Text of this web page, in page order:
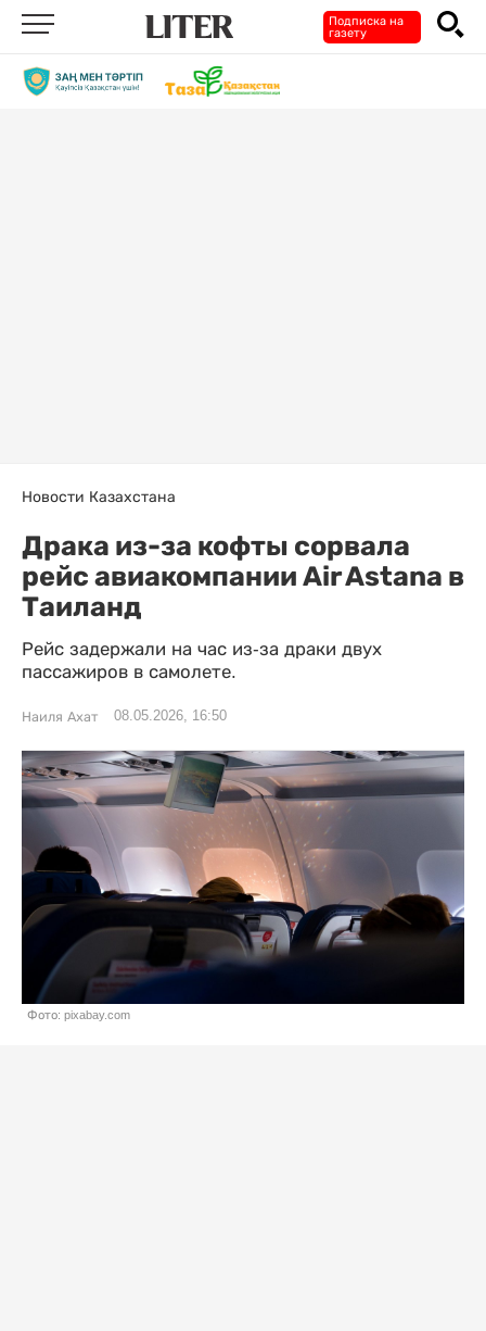
Подписка на
газету
Новости Казахстана
Драка из-за кофты сорвала
рейс авиакомпании Air Astana в
Таиланд
Рейс задержали на час из-за драки двух
пассажиров в самолете.
Наиля Ахат 08.05.2026, 16:50
Фото: pixabay.com